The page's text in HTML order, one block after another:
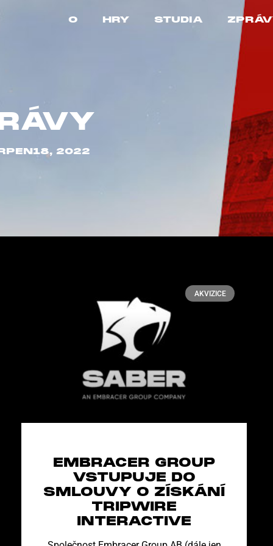
O HRY STUDIA
2022
AKVIZICE
EMBRACER GROUP
VSTUPUJE DO
SMLOUVY O ZÍSKÁNÍ
TRIPWIRE
INTERACTIVE